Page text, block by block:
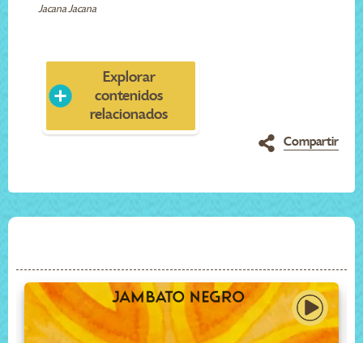
Jacana Jacana
Explorar
contenidos
relacionados
Compartir